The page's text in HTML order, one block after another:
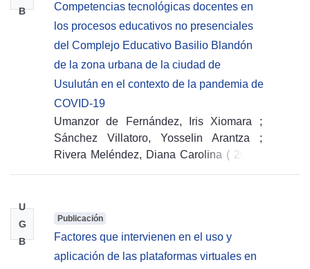
B
Competencias tecnológicas docentes en
los procesos educativos no presenciales
del Complejo Educativo Basilio Blandón
de la zona urbana de la ciudad de
Usulután en el contexto de la pandemia de
COVID-19
Umanzor de Fernández, Iris Xiomara
;
Sánchez Villatoro, Yosselin Arantza
;
Rivera Meléndez, Diana Carolina ( 2022-
U
G
B
Publicación
Factores que intervienen en el uso y
aplicación de las plataformas virtuales en